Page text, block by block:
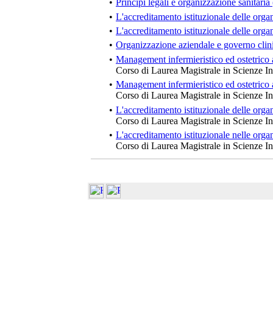
• Principi legali e organizzazione sanitaria
• L'accreditamento istituzionale delle
• L'accreditamento istituzionale delle
• Organizzazione aziendale e governo
• Management infermieristico ed ostetrico
Corso di Laurea Magistrale in Scienze
• Management infermieristico ed ostetrico
Corso di Laurea Magistrale in Scienze
• L'accreditamento istituzionale delle
Corso di Laurea Magistrale in Scienze
• L'accreditamento istituzionale nelle
Corso di Laurea Magistrale in Scienze